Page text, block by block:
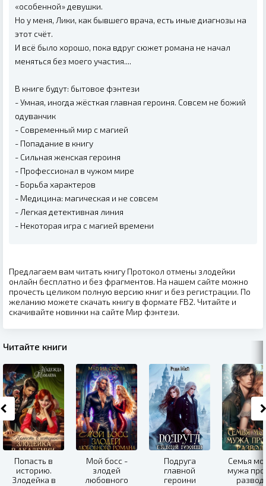
«особенной» девушки.
Но у меня, Лики, как бывшего врача, есть иные диагнозы на
этот счёт.
И всё было хорошо, пока вдруг сюжет романа не начал
меняться без моего участия....
В книге будут: бытовое фэнтези
- Умная, иногда жёсткая главная героиня. Совсем не божий
одуванчик
- Современный мир с магией
- Попадание в книгу
- Сильная женская героиня
- Профессионал в чужом мире
- Борьба характеров
- Медицина: магическая и не совсем
- Легкая детективная линия
- Некоторая игра с магией времени
Предлагаем вам читать книгу Протокол отмены злодейки
онлайн бесплатно и без фрагментов. На нашем сайте можно
прочесть целиком полную версию книг и без регистрации. По
желанию можете скачать книгу в формате FB2. Читайте и
скачивайте новинки на сайте Мир фэнтези.
Читайте книги
Попасть в
историю.
Злодейка в
Мой босс -
злодей
любовного
Подруга
главной
героини
Семья
мужа